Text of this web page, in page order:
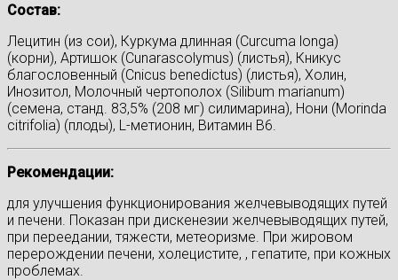
Состав:
Лецитин (из сои), Куркума длинная (Curcuma longa)
(корни), Артишок (Cunarascolymus) (листья), Кникус
благословенный (Cnicus benedictus) (листья), Холин,
Инозитол, Молочный чертополох (Silibum marianum)
(семена, станд. 83,5% (208 мг) силимарина), Нони (Morinda
citrifolia) (плоды), L-метионин, Витамин В6.
Рекомендации:
для улучшения функционирования желчевыводящих путей
и печени. Показан при дискенезии желчевыводящих путей,
при переедании, тяжести, метеоризме. При жировом
перерождении печени, холецистите, , гепатите, при кожных
проблемах.